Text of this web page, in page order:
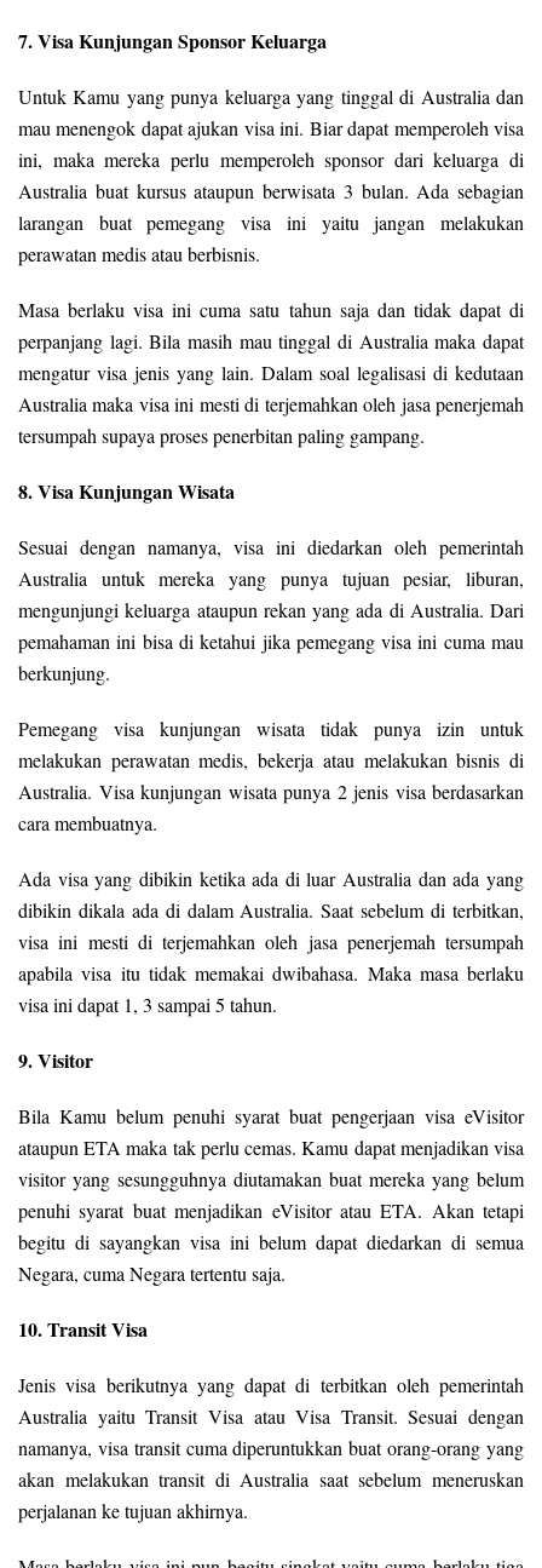
7. Visa Kunjungan Sponsor Keluarga
Untuk Kamu yang punya keluarga yang tinggal di Australia dan
mau menengok dapat ajukan visa ini. Biar dapat memperoleh visa
ini, maka mereka perlu memperoleh sponsor dari keluarga di
Australia buat kursus ataupun berwisata 3 bulan. Ada sebagian
larangan buat pemegang visa ini yaitu jangan melakukan
perawatan medis atau berbisnis.
Masa berlaku visa ini cuma satu tahun saja dan tidak dapat di
perpanjang lagi. Bila masih mau tinggal di Australia maka dapat
mengatur visa jenis yang lain. Dalam soal legalisasi di kedutaan
Australia maka visa ini mesti di terjemahkan oleh jasa penerjemah
tersumpah supaya proses penerbitan paling gampang.
8. Visa Kunjungan Wisata
Sesuai dengan namanya, visa ini diedarkan oleh pemerintah
Australia untuk mereka yang punya tujuan pesiar, liburan,
mengunjungi keluarga ataupun rekan yang ada di Australia. Dari
pemahaman ini bisa di ketahui jika pemegang visa ini cuma mau
berkunjung.
Pemegang visa kunjungan wisata tidak punya izin untuk
melakukan perawatan medis, bekerja atau melakukan bisnis di
Australia. Visa kunjungan wisata punya 2 jenis visa berdasarkan
cara membuatnya.
Ada visa yang dibikin ketika ada di luar Australia dan ada yang
dibikin dikala ada di dalam Australia. Saat sebelum di terbitkan,
visa ini mesti di terjemahkan oleh jasa penerjemah tersumpah
apabila visa itu tidak memakai dwibahasa. Maka masa berlaku
visa ini dapat 1, 3 sampai 5 tahun.
9. Visitor
Bila Kamu belum penuhi syarat buat pengerjaan visa eVisitor
ataupun ETA maka tak perlu cemas. Kamu dapat menjadikan visa
visitor yang sesungguhnya diutamakan buat mereka yang belum
penuhi syarat buat menjadikan eVisitor atau ETA. Akan tetapi
begitu di sayangkan visa ini belum dapat diedarkan di semua
Negara, cuma Negara tertentu saja.
10. Transit Visa
Jenis visa berikutnya yang dapat di terbitkan oleh pemerintah
Australia yaitu Transit Visa atau Visa Transit. Sesuai dengan
namanya, visa transit cuma diperuntukkan buat orang-orang yang
akan melakukan transit di Australia saat sebelum meneruskan
perjalanan ke tujuan akhirnya.